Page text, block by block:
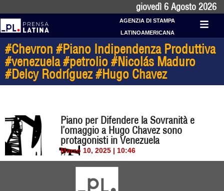
giovedì 6 Agosto 2026
AGENZIA DI STAMPA
LATINOAMERICANA
#Chevron #Piano Indipendenza Produttiva
#venezuela #petrolio #Nicolás Maduro
#Delcy Rodríguez #Hugo Chavez
Piano per Difendere la Sovranità e
l’omaggio a Hugo Chavez sono
protagonisti in Venezuela
Marzo 10, 2025 | 10:46